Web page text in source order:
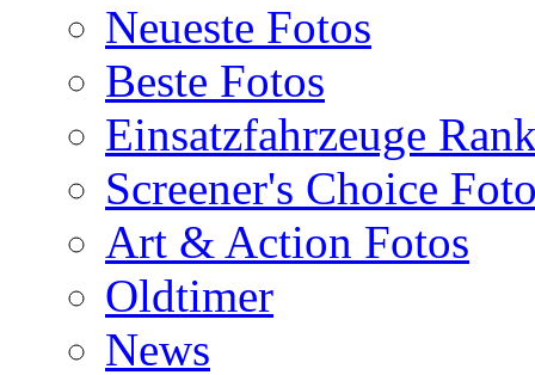
Neueste Fotos
Beste Fotos
Einsatzfahrzeuge
Screener's Choice
Art & Action Fotos
Oldtimer
News